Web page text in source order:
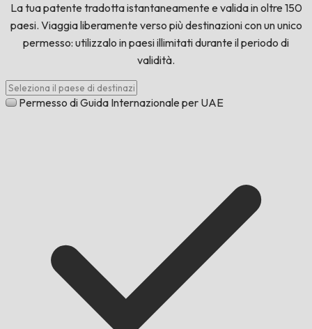
La tua patente tradotta istantaneamente e valida in oltre 150
paesi. Viaggia liberamente verso più destinazioni con un unico
permesso: utilizzalo in paesi illimitati durante il periodo di
validità.
Permesso di Guida Internazionale per UAE